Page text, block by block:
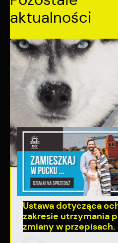
aktualności
06 - 08 - 2026
Ustawa dotycząca
zakresie utrzymania
zmiany w przepisach.